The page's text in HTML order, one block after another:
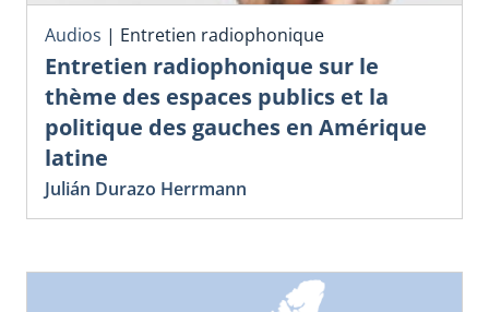
Audios | Entretien radiophonique
Entretien radiophonique sur le
thème des espaces publics et la
politique des gauches en Amérique
latine
Julián Durazo Herrmann